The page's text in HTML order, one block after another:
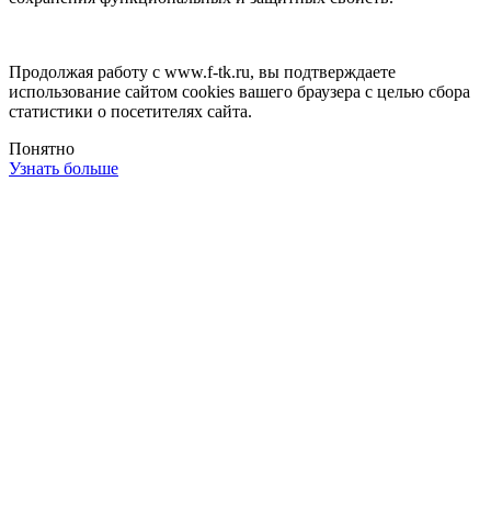
Продолжая работу с www.f-tk.ru, вы подтверждаете
использование сайтом cookies вашего браузера с целью сбора
статистики о посетителях сайта.
Понятно
Узнать больше